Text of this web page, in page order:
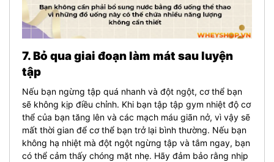
7. Bỏ qua giai đoạn làm mát sau luyện
tập
Nếu bạn ngừng tập quá nhanh và đột ngột, cơ thể bạn
sẽ không kịp điều chỉnh. Khi bạn tập tập gym nhiệt độ cơ
thể của bạn tăng lên và các mạch máu giãn nở, vì vậy sẽ
mất thời gian để cơ thể bạn trở lại bình thường. Nếu bạn
không hạ nhiệt mà đột ngột ngừng tập và tắm ngay, bạn
có thể cảm thấy chóng mặt nhẹ. Hãy đảm bảo rằng nhịp